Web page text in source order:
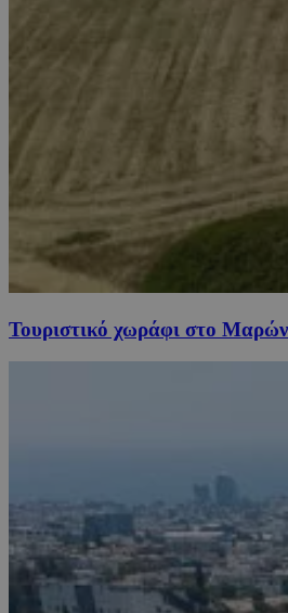
Τουριστικό χωράφι στο